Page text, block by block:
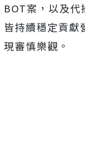
BOT案，以及代
皆持續穩定貢獻
現審慎樂觀。